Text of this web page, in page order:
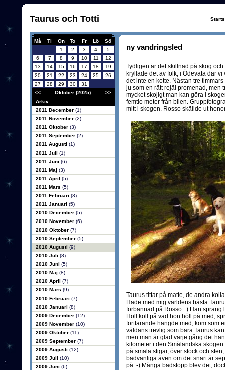
Taurus och Totti
Må Ti On To Fr Lö
Sö
1
2 3 4
5
6
7 8 9 10 11
12
13
14 15 16 17 18
19
20
21 22 23 24 25
26
27
28 29 30
31
<<
Oktober (2025)
>>
Arkiv
2011 December (1)
2011 November (2)
2011 Oktober (3)
2011 September (2)
2011 Augusti (1)
2011 Juli (1)
2011 Juni (6)
2011 Maj (3)
2011 April (5)
2011 Mars (5)
2011 Februari (3)
2011 Januari (5)
2010 December (5)
2010 November (6)
2010 Oktober (7)
2010 September (5)
2010 Augusti (9)
2010 Juli (8)
2010 Juni (5)
2010 Maj (8)
2010 April (7)
2010 Mars (9)
2010 Februari (7)
2010 Januari (8)
2009 December (12)
2009 November (10)
2009 Oktober (11)
2009 September (7)
2009 Augusti (12)
2009 Juli (10)
2009 Juni (6)
ny vandringsled
Tydligen är det skillnad på skog
kryllade det av folk, i Ödevata där
det inte en kotte. Nästan tre
ju som en rätt rejäl promenad, men
mycket skojigt man kan göra i
femtio meter från bilen.
mitt i skogen. Rosso skällde ut
Taurus tittar på matte, de andra
Hade med mig världens bästa
förbannad på Rosso...) Han
Höll koll på vad hon höll på med,
fortfarande hängde med, kom som
väldans trevlig som bara Taurus
men man är glad varje gång det
kilometer i den Småländska
på smala stigar, över stock och
badvänliga även om det snart är
på :-) Många badstopp blev det,